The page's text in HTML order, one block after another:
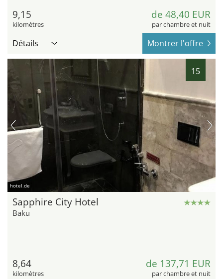
9,15
kilomètres
de 48,40 EUR
par chambre et nuit
Détails Montrer l'offre
15
hotel.de
Sapphire City Hotel
Baku
8,64
kilomètres
de 137,71 EUR
par chambre et nuit